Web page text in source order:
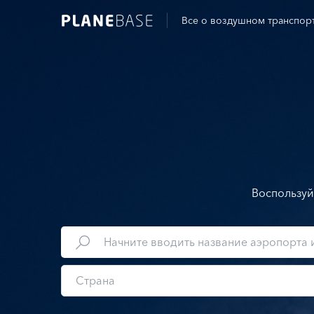
Все о воздушном